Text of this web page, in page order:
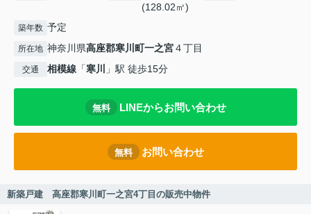
(128.02㎡)
築年数 予定
所在地 神奈川県高座郡寒川町一之宮４丁目
交通 相模線 「寒川 」駅 徒歩15分
無料 LINEからお問い合わせ
無料 お問い合わせ
新築戸建 高座郡寒川町一之宮4丁目の販売中物件